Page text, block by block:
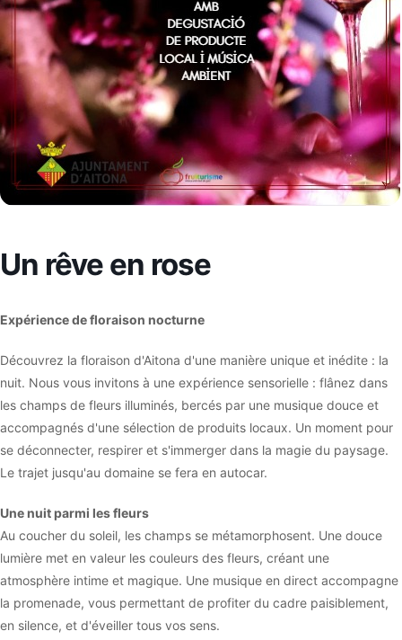
Un rêve en rose
Expérience de floraison nocturne
Découvrez la floraison d'Aitona d'une manière unique et inédite : la
nuit. Nous vous invitons à une expérience sensorielle : flânez dans
les champs de fleurs illuminés, bercés par une musique douce et
accompagnés d'une sélection de produits locaux. Un moment pour
se déconnecter, respirer et s'immerger dans la magie du paysage.
Le trajet jusqu'au domaine se fera en autocar.
Une nuit parmi les fleurs
Au coucher du soleil, les champs se métamorphosent. Une douce
lumière met en valeur les couleurs des fleurs, créant une
atmosphère intime et magique. Une musique en direct accompagne
la promenade, vous permettant de profiter du cadre paisiblement,
en silence, et d'éveiller tous vos sens.